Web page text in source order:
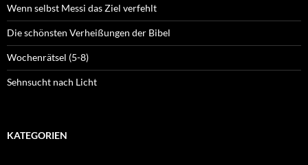
Wenn selbst Messi das Ziel verfehlt
Die schönsten Verheißungen der Bibel
Wochenrätsel (5-8)
Sehnsucht nach Licht
KATEGORIEN